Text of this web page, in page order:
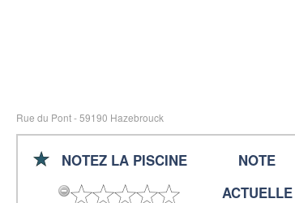
Rue du Pont - 59190 Hazebrouck
NOTEZ LA PISCINE
NOTE
ACTUELLE